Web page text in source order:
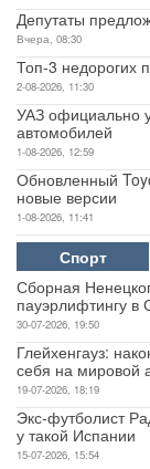
Депутаты
Вчера, 08:30
Топ-3 недорогих
2-08-2026, 11:30
УАЗ официально
автомобилей
1-08-2026, 12:59
Обновленный
новые версии
1-08-2026, 11:41
Спорт
Сборная
пауэрлифтингу в
30-07-2026, 19:50
Глейхенгауз:
себя на мировой
19-07-2026, 18:19
Экс-футболист
у такой Испании
15-07-2026, 15:54